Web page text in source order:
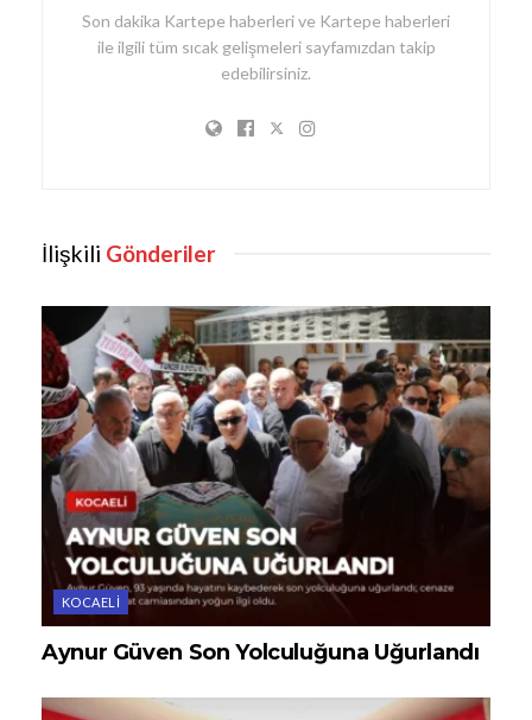
Son dakika Kartepe haberleri ve Kartepe haberleri
ile ilgili tüm sıcak gelişmeleri sayfamızdan takip
edebilirsiniz.
İlişkili Gönderiler
KOCAELI
Aynur Güven Son Yolculuğuna Uğurlandı